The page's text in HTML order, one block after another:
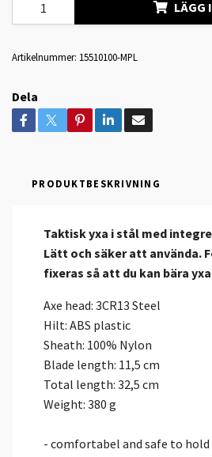
LÄGG
Artikelnummer: 15510100-MPL
Dela
PRODUKTBESKRIVNING
Taktisk yxa i stål med
Lätt och säker att använda.
fixeras så att du kan bära
Axe head: 3CR13 Steel
Hilt: ABS plastic
Sheath: 100% Nylon
Blade length: 11,5 cm
Total length: 32,5 cm
Weight: 380 g
- comfortabel and safe to hold